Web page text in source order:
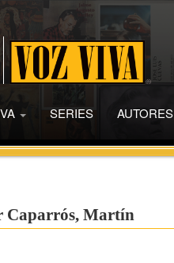
SERIES AUTORES
Caparrós, Martín